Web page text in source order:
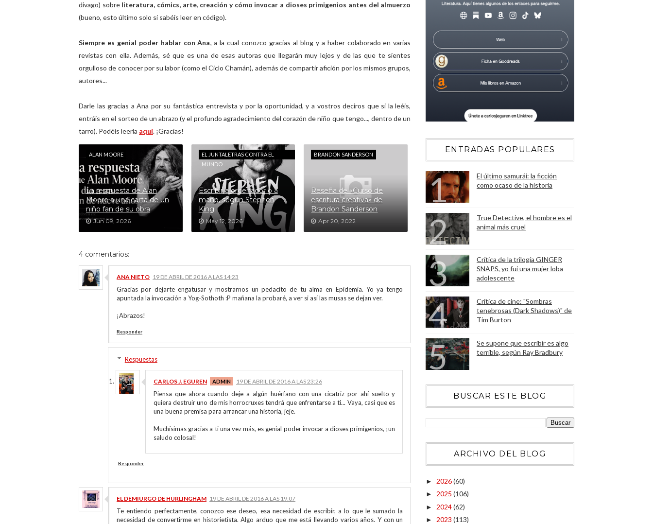
divago) sobre literatura, cómics, arte, creación y cómo invocar a dioses primigenios antes del almuerzo
(bueno, esto último solo si sabéis leer en código).
Siempre es genial poder hablar con Ana, a la cual conozco gracias al blog y a haber colaborado en varias
revistas con ella. Además, sé que es una de esas autoras que llegarán muy lejos y de las que te sientes
orgulloso de conocer por su labor (como el Ciclo Chamán), además de compartir afición por los mismos grupos,
autores...
Darle las gracias a Ana por su fantástica entrevista y por la oportunidad, y a vostros deciros que si la leéis,
entráis en el sorteo de un abrazo (y el profundo agradecimiento del corazón de niño que tengo..., dentro de un
tarro). Podéis leerla aquí. ¡Gracias!
ALAN MOORE
La respuesta de Alan
Moore a una carta de un
niño fan de su obra
Jun 09, 2026
EL JUNTALETRAS CONTRA EL
MUNDO
Escribir a ordenador o a
mano, según Stephen
King
May 12, 2026
BRANDON SANDERSON
Reseña de «Curso de
escritura creativa» de
Brandon Sanderson
Apr 20, 2022
4 comentarios:
ANA NIETO 19 DE ABRIL DE 2016 A LAS 14:23
Gracias por dejarte engatusar y mostrarnos un pedacito de tu alma en Epidemia. Yo ya tengo
apuntada la invocación a Yog-Sothoth :P mañana la probaré, a ver si así las musas se dejan ver.
¡Abrazos!
Responder
Respuestas
CARLOS J. EGUREN 19 DE ABRIL DE 2016 A LAS 23:26
Piensa que ahora cuando deje a algún huérfano con una cicatriz por ahí suelto y
quiera destruir uno de mis horrocruxes tendrá que enfrentarse a ti... Vaya, casi que es
una buena premisa para arrancar una historia, jeje.
Muchísimas gracias a ti una vez más, es genial poder invocar a dioses primigenios, ¡un
saludo colosal!
Responder
EL DEMIURGO DE HURLINGHAM 19 DE ABRIL DE 2016 A LAS 19:07
Te entiendo perfectamente, conozco ese deseo, esa necesidad de escribir, a lo que le sumado la
necesidad de convertirme en historietista. Algo arduo que me está llevando varios años. Y con un
ENTRADAS POPULARES
El último samurái: la ficción
como ocaso de la historia
True Detective, el hombre es el
animal más cruel
Crítica de la trilogía GINGER
SNAPS, yo fui una mujer loba
adolescente
Crítica de cine: "Sombras
tenebrosas (Dark Shadows)" de
Tim Burton
Se supone que escribir es algo
terrible, según Ray Bradbury
BUSCAR ESTE BLOG
ARCHIVO DEL BLOG
► 2026(60)
► 2025 (106)
► 2024(62)
► 2023 (113)